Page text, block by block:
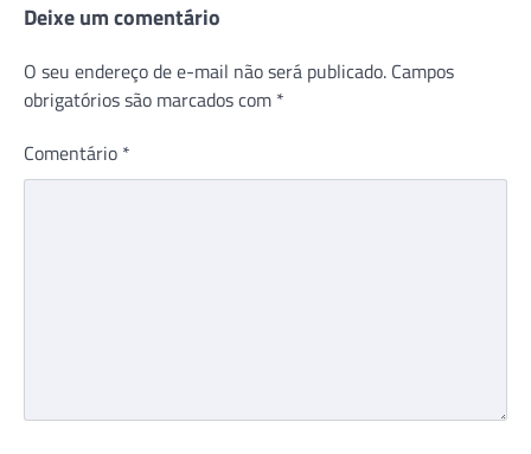
Deixe um comentário
O seu endereço de e-mail não será publicado. Campos
obrigatórios são marcados com *
Comentário *